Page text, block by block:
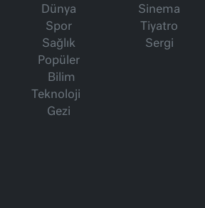
Dünya
Spor
Sağlık
Popüler
Bilim
Teknoloji
Gezi
Sinema
Tiyatro
Sergi